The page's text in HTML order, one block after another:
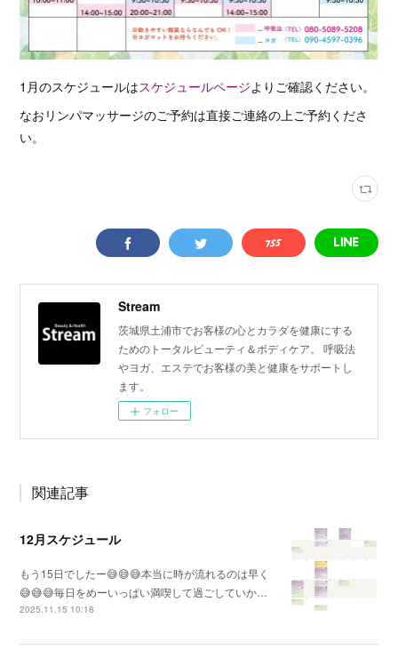
1月のスケジュールはスケジュールページよりご確認ください。
なおリンパマッサージのご予約は直接ご連絡の上ご予約くださ
い。
Stream
茨城県土浦市でお客様の心とカラダを健康にする
ためのトータルビューティ＆ボディケア。 呼吸法
やヨガ、エステでお客様の美と健康をサポートし
ます。
フォロー
関連記事
12月スケジュール
もう15日でしたー😅😅😅本当に時が流れるのは早く
😅😅😅毎日をめーいっぱい満喫して過ごしていか…
2025.11.15 10:18